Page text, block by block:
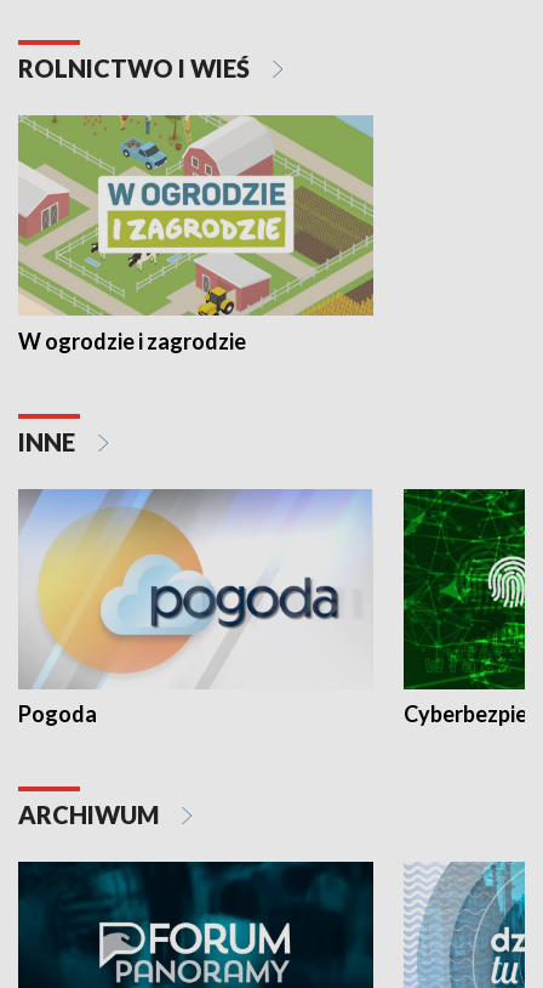
ROLNICTWO I WIEŚ
W ogrodzie i zagrodzie
INNE
Pogoda
ARCHIWUM